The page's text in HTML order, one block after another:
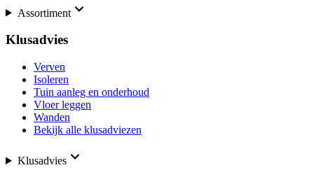
Assortiment
Klusadvies
Verven
Isoleren
Tuin aanleg en onderhoud
Vloer leggen
Wanden
Bekijk alle klusadviezen
Klusadvies